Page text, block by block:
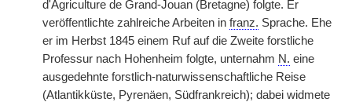
d'Agriculture de Grand-Jouan (Bretagne) folgte. Er
veröffentlichte zahlreiche Arbeiten in franz. Sprache. Ehe
er im Herbst 1845 einem Ruf auf die Zweite forstliche
Professur nach Hohenheim folgte, unternahm N. eine
ausgedehnte forstlich-naturwissenschaftliche Reise
(Atlantikküste, Pyrenäen, Südfrankreich); dabei widmete